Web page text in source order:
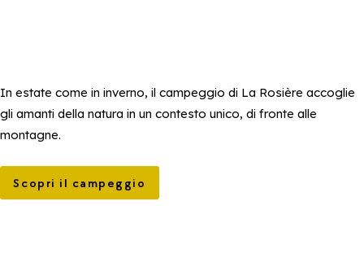
In estate come in inverno, il campeggio di La Rosière accoglie
gli amanti della natura in un contesto unico, di fronte alle
montagne.
Scopri il campeggio